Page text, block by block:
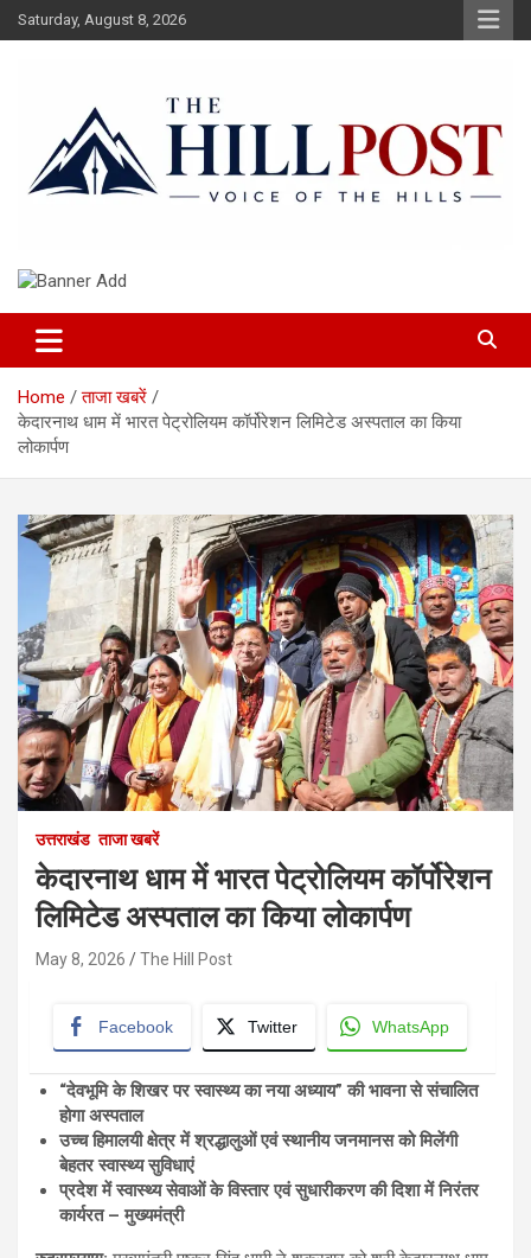
Skip
to
Saturday, August 8, 2026
The Hillpost
Home
ताजा खबरें
केदारनाथ धाम में भारत पेट्रोलियम कॉर्पोरेशन लिमिटेड अस्पताल का किया
लोकार्पण
उत्तराखंड ताजा खबरें
केदारनाथ धाम में भारत पेट्रोलियम कॉर्पोरेशन
लिमिटेड अस्पताल का किया लोकार्पण
May 8, 2026 The Hill Post
Facebook Twitter WhatsApp
“देवभूमि के शिखर पर स्वास्थ्य का नया अध्याय” की भावना से संचालित
होगा अस्पताल
उच्च हिमालयी क्षेत्र में श्रद्धालुओं एवं स्थानीय जनमानस को मिलेंगी
बेहतर स्वास्थ्य सुविधाएं
प्रदेश में स्वास्थ्य सेवाओं के विस्तार एवं सुधारीकरण की दिशा में निरंतर
कार्यरत – मुख्यमंत्री